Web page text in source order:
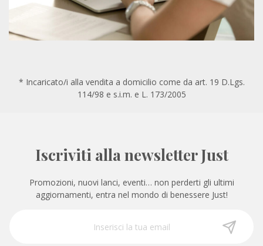
* Incaricato/i alla vendita a domicilio come da art. 19 D.Lgs.
114/98 e s.i.m. e L. 173/2005
Iscriviti alla newsletter Just
Promozioni, nuovi lanci, eventi… non perderti gli ultimi
aggiornamenti, entra nel mondo di benessere Just!